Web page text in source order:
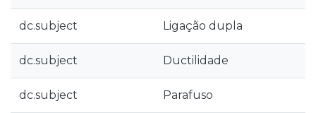
dc.subject Ligação dupla
dc.subject Ductilidade
dc.subject Parafuso